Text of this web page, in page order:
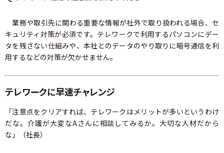
業務や取引先に関わる重要な情報が社外で取り扱われる場合、セ
キュリティ対策が必須です。テレワークで利用するパソコンにデー
タを残さない仕組みや、本社とのデータのやり取りに暗号通信を利
用するなどの対策が欠かせません。
テレワークに早速チャレンジ
「注意点をクリアすれば、テレワークはメリットが多いというわけ
だな。介護が大変なAさんに相談してみるか。大切な人材だから
な」（社長）